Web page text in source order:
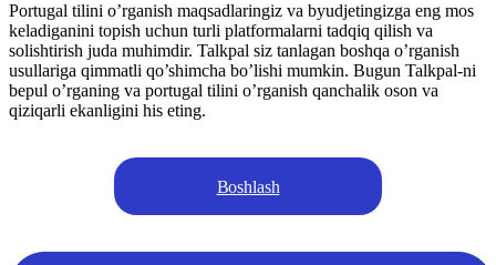
Portugal tilini o’rganish maqsadlaringiz va byudjetingizga eng mos
keladiganini topish uchun turli platformalarni tadqiq qilish va
solishtirish juda muhimdir. Talkpal siz tanlagan boshqa o’rganish
usullariga qimmatli qo’shimcha bo’lishi mumkin. Bugun Talkpal-ni
bepul o’rganing va portugal tilini o’rganish qanchalik oson va
qiziqarli ekanligini his eting.
Boshlash